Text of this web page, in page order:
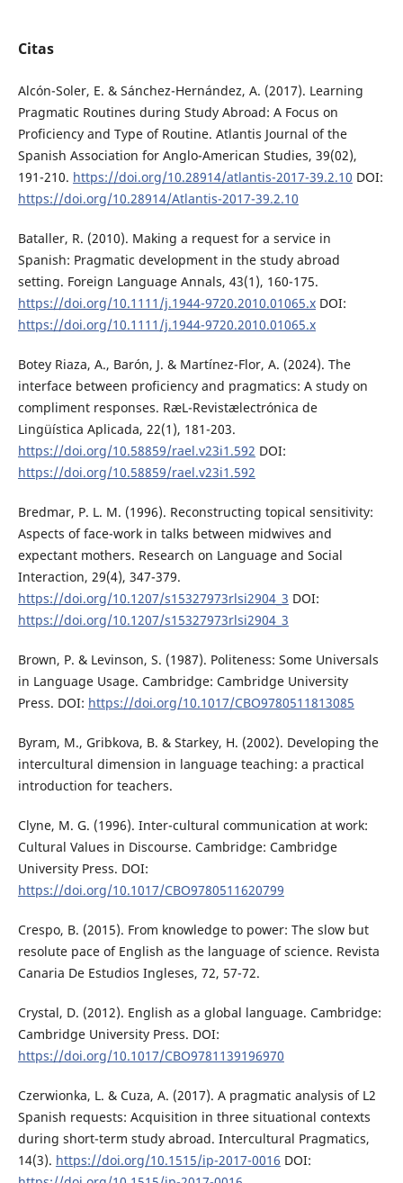
Citas
Alcón-Soler, E. & Sánchez-Hernández, A. (2017). Learning
Pragmatic Routines during Study Abroad: A Focus on
Proficiency and Type of Routine. Atlantis Journal of the
Spanish Association for Anglo-American Studies, 39(02),
191-210. https://doi.org/10.28914/atlantis-2017-39.2.10 DOI:
https://doi.org/10.28914/Atlantis-2017-39.2.10
Bataller, R. (2010). Making a request for a service in
Spanish: Pragmatic development in the study abroad
setting. Foreign Language Annals, 43(1), 160-175.
https://doi.org/10.1111/j.1944-9720.2010.01065.xDOI:
https://doi.org/10.1111/j.1944-9720.2010.01065.x
Botey Riaza, A., Barón, J. & Martínez-Flor, A. (2024). The
interface between proficiency and pragmatics: A study on
compliment responses. RæL-Revistælectrónica de
Lingüística Aplicada, 22(1), 181-203.
https://doi.org/10.58859/rael.v23i1.592 DOI:
https://doi.org/10.58859/rael.v23i1.592
Bredmar, P. L. M. (1996). Reconstructing topical sensitivity:
Aspects of face-work in talks between midwives and
expectant mothers. Research on Language and Social
Interaction, 29(4), 347-379.
https://doi.org/10.1207/s15327973rlsi2904_3 DOI:
https://doi.org/10.1207/s15327973rlsi2904_3
Brown, P. & Levinson, S. (1987). Politeness: Some Universals
in Language Usage. Cambridge: Cambridge University
Press. DOI: https://doi.org/10.1017/CBO9780511813085
Byram, M., Gribkova, B. & Starkey, H. (2002). Developing the
intercultural dimension in language teaching: a practical
introduction for teachers.
Clyne, M. G. (1996). Inter-cultural communication at work:
Cultural Values in Discourse. Cambridge: Cambridge
University Press. DOI:
https://doi.org/10.1017/CBO9780511620799
Crespo, B. (2015). From knowledge to power: The slow but
resolute pace of English as the language of science. Revista
Canaria De Estudios Ingleses, 72, 57-72.
Crystal, D. (2012). English as a global language. Cambridge:
Cambridge University Press. DOI:
https://doi.org/10.1017/CBO9781139196970
Czerwionka, L. & Cuza, A. (2017). A pragmatic analysis of L2
Spanish requests: Acquisition in three situational contexts
during short-term study abroad. Intercultural Pragmatics,
14(3). https://doi.org/10.1515/ip-2017-0016 DOI: